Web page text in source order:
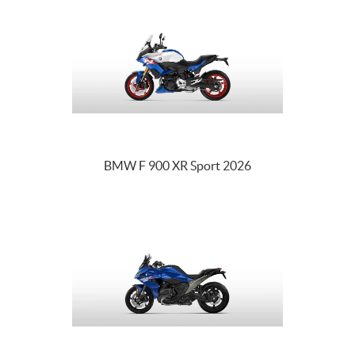
BMW F 900 XR Sport 2026